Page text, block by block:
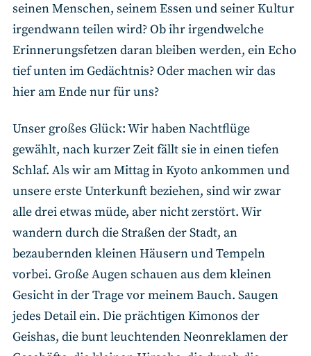
seinen Menschen, seinem Essen und seiner Kultur
irgendwann teilen wird? Ob ihr irgendwelche
Erinnerungsfetzen daran bleiben werden, ein Echo
tief unten im Gedächtnis? Oder machen wir das
hier am Ende nur für uns?
Unser großes Glück: Wir haben Nachtflüge
gewählt, nach kurzer Zeit fällt sie in einen tiefen
Schlaf. Als wir am Mittag in Kyoto ankommen und
unsere erste Unterkunft beziehen, sind wir zwar
alle drei etwas müde, aber nicht zerstört. Wir
wandern durch die Straßen der Stadt, an
bezaubernden kleinen Häusern und Tempeln
vorbei. Große Augen schauen aus dem kleinen
Gesicht in der Trage vor meinem Bauch. Saugen
jedes Detail ein. Die prächtigen Kimonos der
Geishas, die bunt leuchtenden Neonreklamen der